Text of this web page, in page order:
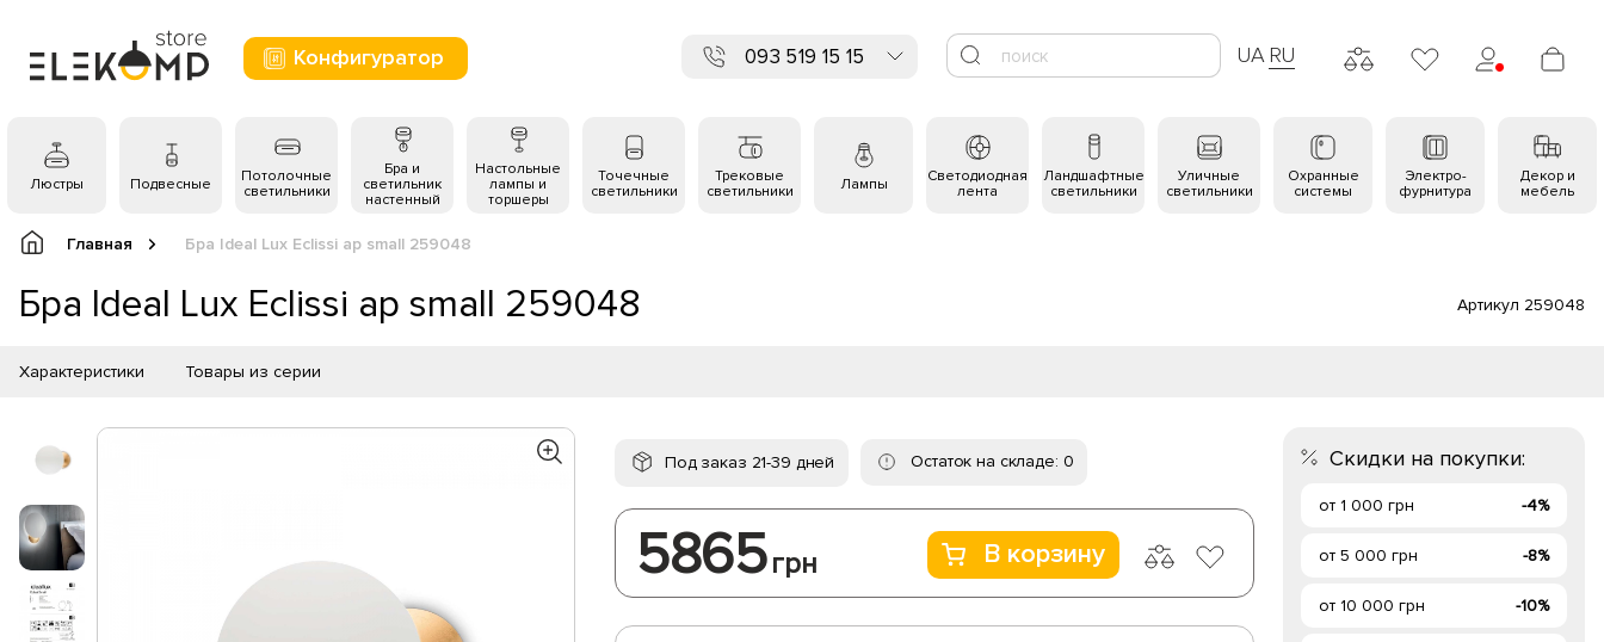
Конфигуратор 093 519 15 15 UA RU
Люстры Подвесные
Потолочные
светильники
Бра и
светильник
настенный
Настольные
лампы и
торшеры
Точечные
светильники
Трековые
светильники
Лампы
Светодиодная
лента
Ландшафтные
светильники
Уличные
светильники
Охранные
системы
Электро-
фурнитура
Декор и
мебель
Главная Бра Ideal Lux Eclissi ap small 259048
Бра Ideal Lux Eclissi ap small 259048 Артикул 259048
Характеристики Товары из серии
Под заказ 21-39 дней Остаток на складе: 0
5865 грн В корзину
Скидки на покупки:
от 1 000 грн -4%
от 5 000 грн -8%
от 10 000 грн -10%